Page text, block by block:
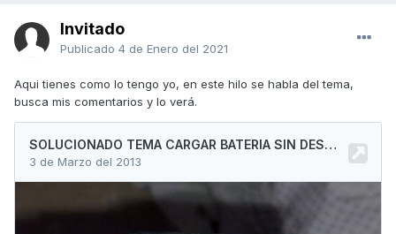
Invitado
Publicado 4 de Enero del 2021
Aqui tienes como lo tengo yo, en este hilo se habla del tema,
busca mis comentarios y lo verá.